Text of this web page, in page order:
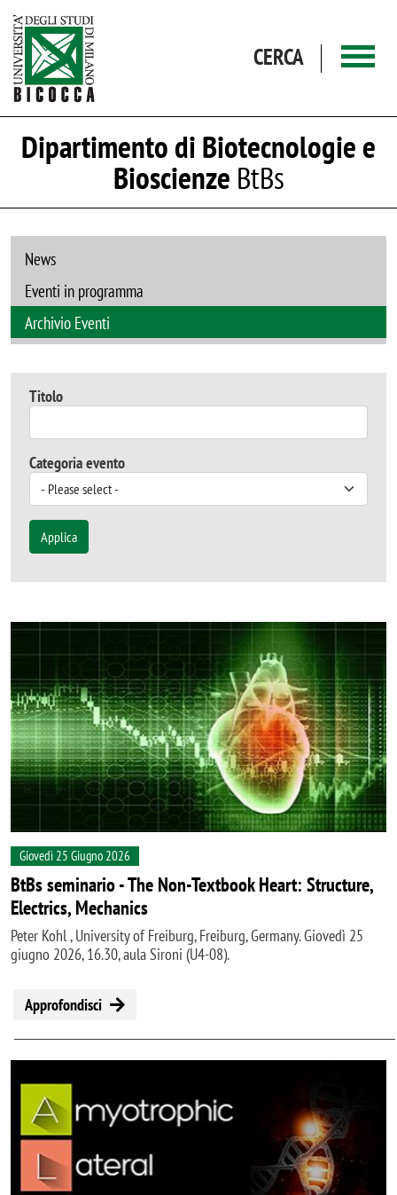
CERCA
Dipartimento di Biotecnologie e
Bioscienze BtBs
News
Eventi in programma
Archivio Eventi
Titolo
Categoria evento
Applica
Giovedì 25 Giugno 2026
BtBs seminario - The Non-Textbook Heart: Structure,
Electrics, Mechanics
Peter Kohl , University of Freiburg, Freiburg, Germany. Giovedì 25
giugno 2026, 16.30, aula Sironi (U4-08).
Approfondisci